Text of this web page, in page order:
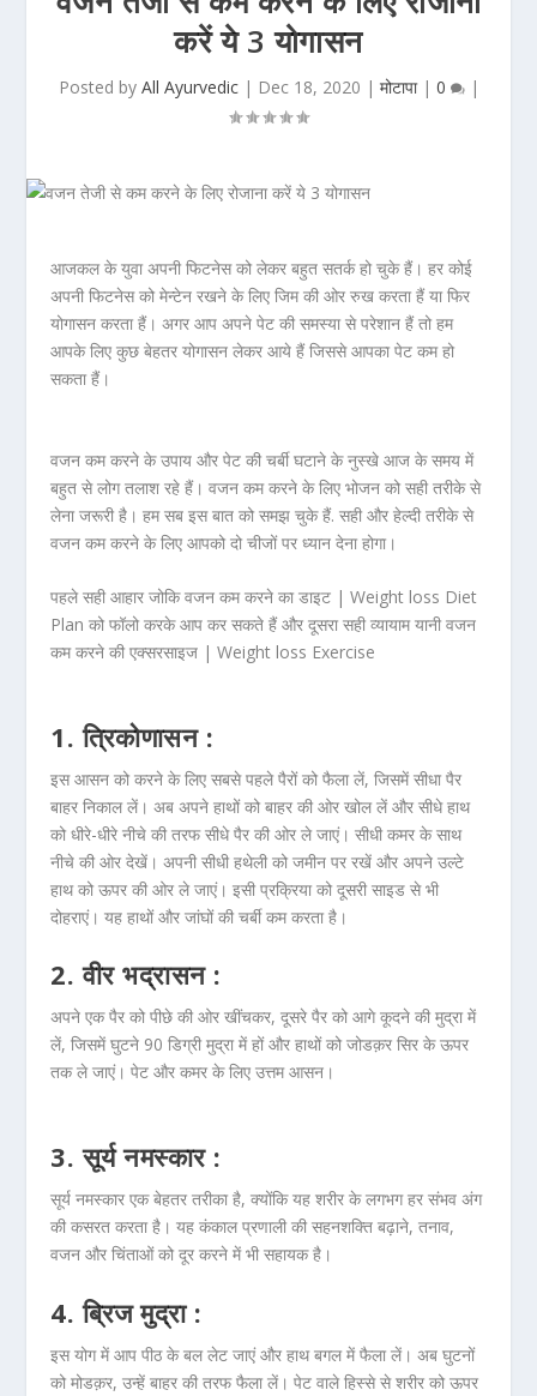
करें ये 3 योगासन
Posted by All Ayurvedic| Dec 18, 2020 | मोटापा| 0 |
आजकल के युवा अपनी फिटनेस को लेकर बहुत सतर्क हो चुके हैं। हर कोई
अपनी फिटनेस को मेन्टेन रखने के लिए जिम की ओर रुख करता हैं या फिर
योगासन करता हैं। अगर आप अपने पेट की समस्या से परेशान हैं तो हम
आपके लिए कुछ बेहतर योगासन लेकर आये हैं जिससे आपका पेट कम हो
सकता हैं।
वजन कम करने के उपाय और पेट की चर्बी घटाने के नुस्खे आज के समय में
बहुत से लोग तलाश रहे हैं। वजन कम करने के लिए भोजन को सही तरीके से
लेना जरूरी है। हम सब इस बात को समझ चुके हैं. सही और हेल्दी तरीके से
वजन कम करने के लिए आपको दो चीजों पर ध्यान देना होगा।
पहले सही आहार जोकि वजन कम करने का डाइट | Weight loss Diet
Plan को फॉलो करके आप कर सकते हैं और दूसरा सही व्यायाम यानी वजन
कम करने की एक्सरसाइज | Weight loss Exercise
1. त्रिकोणासन :
इस आसन को करने के लिए सबसे पहले पैरों को फैला लें, जिसमें सीधा पैर
बाहर निकाल लें। अब अपने हाथों को बाहर की ओर खोल लें और सीधे हाथ
को धीरे-धीरे नीचे की तरफ सीधे पैर की ओर ले जाएं। सीधी कमर के साथ
नीचे की ओर देखें। अपनी सीधी हथेली को जमीन पर रखें और अपने उल्टे
हाथ को ऊपर की ओर ले जाएं। इसी प्रक्रिया को दूसरी साइड से भी
दोहराएं। यह हाथों और जांघों की चर्बी कम करता है।
2. वीर भद्रासन :
अपने एक पैर को पीछे की ओर खींचकर, दूसरे पैर को आगे कूदने की मुद्रा में
लें, जिसमें घुटने 90 डिग्री मुद्रा में हों और हाथों को जोडक़र सिर के ऊपर
तक ले जाएं। पेट और कमर के लिए उत्तम आसन।
3. सूर्य नमस्कार :
सूर्य नमस्कार एक बेहतर तरीका है, क्योंकि यह शरीर के लगभग हर संभव अंग
की कसरत करता है। यह कंकाल प्रणाली की सहनशक्ति बढ़ाने, तनाव,
वजन और चिंताओं को दूर करने में भी सहायक है।
4. ब्रिज मुद्रा :
इस योग में आप पीठ के बल लेट जाएं और हाथ बगल में फैला लें। अब घुटनों
को मोडक़र, उन्हें बाहर की तरफ फैला लें। पेट वाले हिस्से से शरीर को ऊपर